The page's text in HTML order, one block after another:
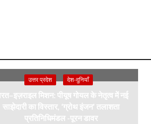
उत्तर प्रदेश देश-दुनियाँ
मिशन: पीयूष गोयल के नेतृत्व में नई
साझेदारी का विस्तार, ‘ग्रोथ इंजन’ तलाशता
प्रतिनिधिमंडल -पूरन डावर